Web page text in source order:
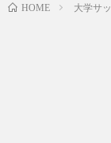
HOME 大学サ